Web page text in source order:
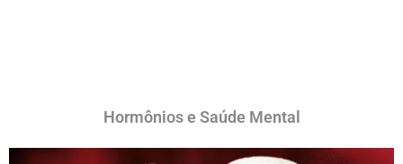
Hormônios e Saúde Mental